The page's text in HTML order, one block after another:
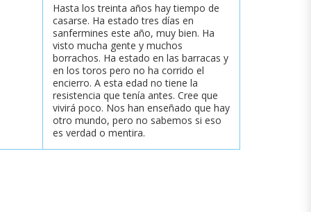
Hasta los treinta años hay tiempo de
casarse. Ha estado tres días en
sanfermines este año, muy bien. Ha
visto mucha gente y muchos
borrachos. Ha estado en las barracas y
en los toros pero no ha corrido el
encierro. A esta edad no tiene la
resistencia que tenía antes. Cree que
vivirá poco. Nos han enseñado que hay
otro mundo, pero no sabemos si eso
es verdad o mentira.